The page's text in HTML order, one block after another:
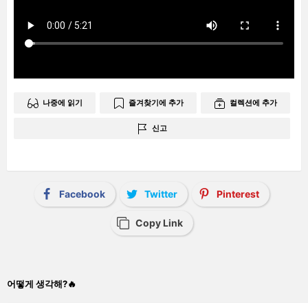
나중에 읽기 즐겨찾기에 추가 컬렉션에 추가
신고
Facebook Twitter Pinterest
Copy Link
어떻게 생각해?🔥